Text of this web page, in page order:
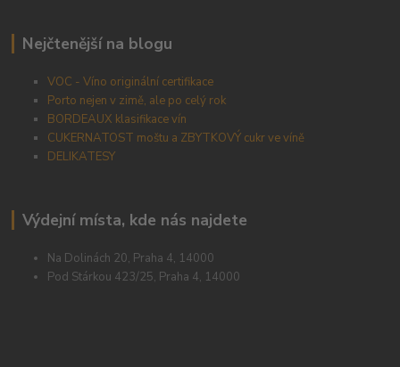
Nejčtenější na blogu
VOC - Víno originální certifikace
Porto nejen v zimě, ale po celý rok
BORDEAUX klasifikace vín
CUKERNATOST moštu a ZBYTKOVÝ cukr ve víně
DELIKATESY
Výdejní místa, kde nás najdete
Na Dolinách 20, Praha 4, 14000
Pod Stárkou 423/25, Praha 4, 14000